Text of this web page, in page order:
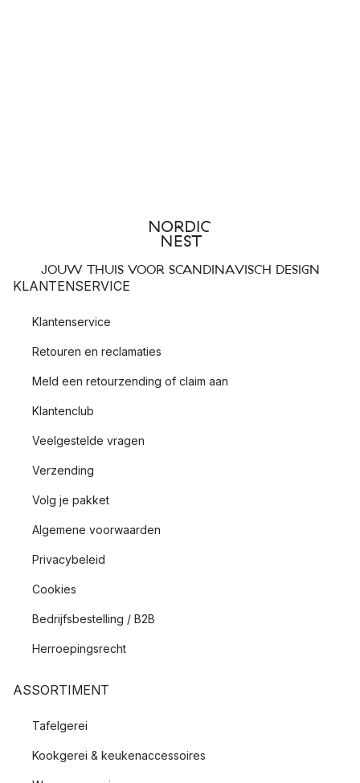
JOUW THUIS VOOR SCANDINAVISCH DESIGN
KLANTENSERVICE
Klantenservice
Retouren en reclamaties
Meld een retourzending of claim aan
Klantenclub
Veelgestelde vragen
Verzending
Volg je pakket
Algemene voorwaarden
Privacybeleid
Cookies
Bedrijfsbestelling / B2B
Herroepingsrecht
ASSORTIMENT
Tafelgerei
Kookgerei & keukenaccessoires